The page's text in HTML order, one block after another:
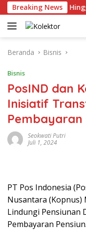
Langsung
ke
konten
Breaking News
Indonesia Hingga
Beranda Bisnis
Bisnis
PosIND dan
Inisiatif
Pembayaran
Seokwati Putri
Juli 1, 2024
PT Pos Indonesia
Nusantara
Lindungi Pensiunan
Pembayaran